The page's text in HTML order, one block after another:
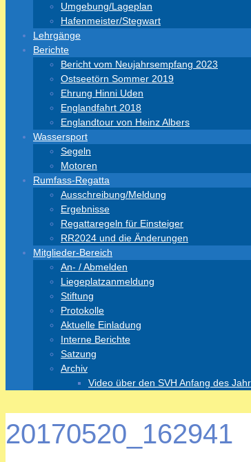
Umgebung/Lageplan
Hafenmeister/Stegwart
Lehrgänge
Berichte
Bericht vom Neujahrsempfang 2023
Ostseetörn Sommer 2019
Ehrung Hinni Uden
Englandfahrt 2018
Englandtour von Heinz Albers
Wassersport
Segeln
Motoren
Rumfass-Regatta
Ausschreibung/Meldung
Ergebnisse
Regattaregeln für Einsteiger
RR2024 und die Änderungen
Mitglieder-Bereich
An- / Abmelden
Liegeplatzanmeldung
Stiftung
Protokolle
Aktuelle Einladung
Interne Berichte
Satzung
Archiv
Video über den SVH Anfang des
20170520_162941